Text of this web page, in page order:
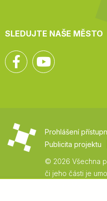
SLEDUJTE NAŠE MĚSTO
Facebook
Prohlášení
Publicita projektu
© 2026 Všechna
či jeho části je